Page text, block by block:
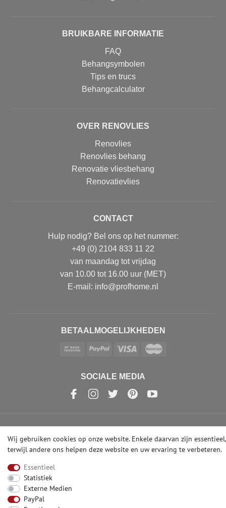
BRUIKBARE INFORMATIE
FAQ
Behangsymbolen
Tips en trucs
Behangcalculator
OVER RENOVLIES
Renovlies
Renovlies behang
Renovatie vliesbehang
Renovatievlies
CONTACT
Hulp nodig? Bel ons op het nummer:
+49 (0) 2104 833 11 22
van maandag tot vrijdag
van 10.00 tot 16.00 uur (MET)
E-mail: info@profhome.nl
BETAALMOGELIJKHEDEN
SOCIALE MEDIA
© Copyright 2026 | e-Delux GmbH
Wij gebruiken cookies op onze website. Enkele daarvan zijn essentieel,
terwijl andere ons helpen deze website en uw ervaring te verbeteren.
Essentieel
Statistiek
Externe Medien
PayPal